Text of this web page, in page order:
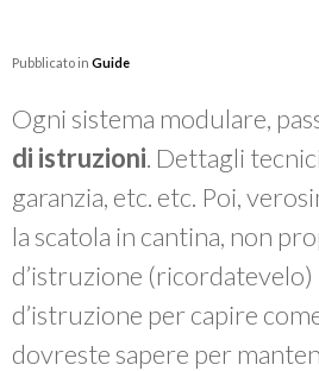
Pubblicato in Guide
Ogni sistema modulare,
di istruzioni. Dettagli
garanzia, etc. etc. Poi,
la scatola in cantina, non
d’istruzione
d’istruzione per capire
dovreste sapere per